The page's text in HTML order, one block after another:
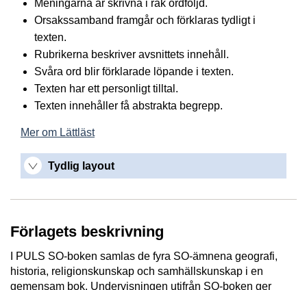
Meningarna är skrivna i rak ordföljd.
Orsakssamband framgår och förklaras tydligt i
texten.
Rubrikerna beskriver avsnittets innehåll.
Svåra ord blir förklarade löpande i texten.
Texten har ett personligt tilltal.
Texten innehåller få abstrakta begrepp.
Mer om Lättläst
Tydlig layout
Förlagets beskrivning
I PULS SO-boken samlas de fyra SO-ämnena geografi,
historia, religionskunskap och samhällskunskap i en
gemensam bok. Undervisningen utifrån SO-boken ger